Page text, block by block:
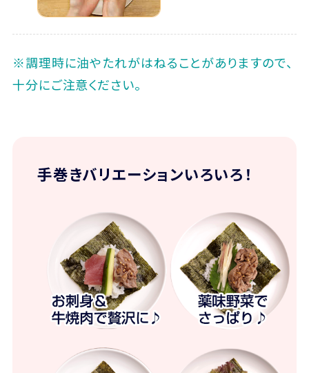
※調理時に油やたれがはねることがありますので、
十分にご注意ください。
手巻きバリエーションいろいろ！